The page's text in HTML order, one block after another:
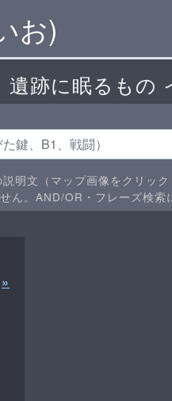
お)
遺跡に眠るもの
明文（マップ画像をクリッ
ん。AND/OR・フレーズ検索
»